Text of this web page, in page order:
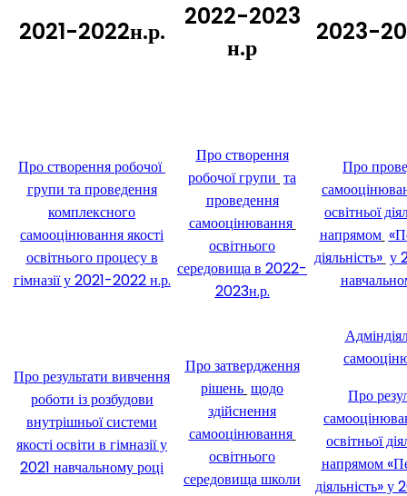
2021-2022н.р.
2022-2023
н.р
2023-
Про створення робочої
групи та проведення
комплексного
самооцінювання якості
освітнього процесу в
гімназії у 2021-2022 н.р.
Про створення
робочої групи та
проведення
самооцінювання
освітнього
середовища в 2022-
2023н.р.
Про
освітньої
напрямом
діяльність» у
Про результати вивчення
роботи із розбудови
внутрішньої системи
якості освіти в гімназії у
2021 навчальному році
Про затвердження
рішень щодо
здійснення
самооцінювання
освітнього
середовища школи
Про
освітньої
напрямом
діяльність»